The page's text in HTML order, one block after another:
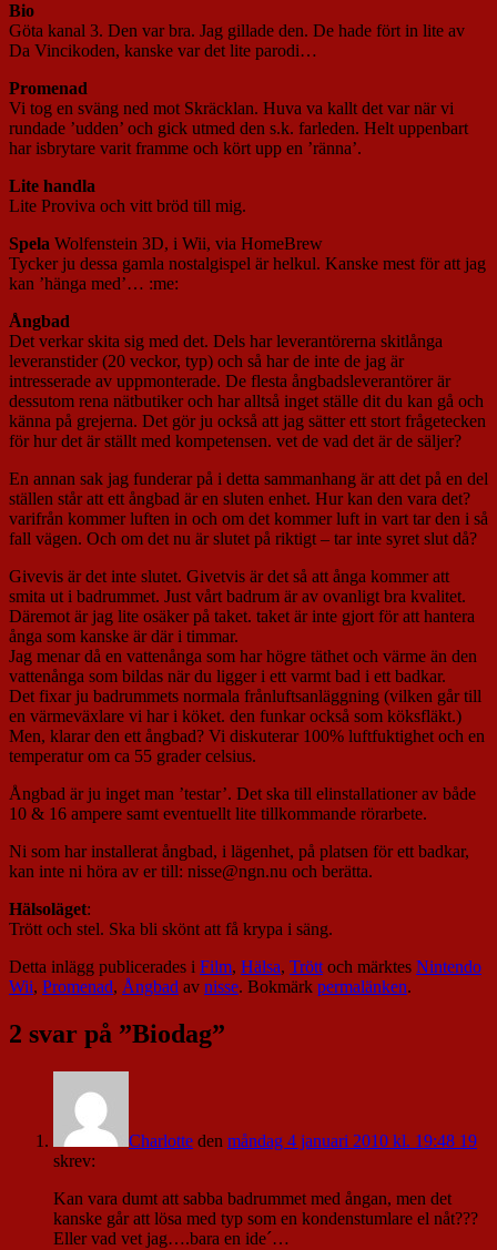
Bio
Göta kanal 3. Den var bra. Jag gillade den. De hade fört in lite av
Da Vincikoden, kanske var det lite parodi…
Promenad
Vi tog en sväng ned mot Skräcklan. Huva va kallt det var när vi
rundade ’udden’ och gick utmed den s.k. farleden. Helt uppenbart
har isbrytare varit framme och kört upp en ’ränna’.
Lite handla
Lite Proviva och vitt bröd till mig.
Spela Wolfenstein 3D, i Wii, via HomeBrew
Tycker ju dessa gamla nostalgispel är helkul. Kanske mest för att jag
kan ’hänga med’… :me:
Ångbad
Det verkar skita sig med det. Dels har leverantörerna skitlånga
leveranstider (20 veckor, typ) och så har de inte de jag är
intresserade av uppmonterade. De flesta ångbadsleverantörer är
dessutom rena nätbutiker och har alltså inget ställe dit du kan gå och
känna på grejerna. Det gör ju också att jag sätter ett stort frågetecken
för hur det är ställt med kompetensen. vet de vad det är de säljer?
En annan sak jag funderar på i detta sammanhang är att det på en del
ställen står att ett ångbad är en sluten enhet. Hur kan den vara det?
varifrån kommer luften in och om det kommer luft in vart tar den i så
fall vägen. Och om det nu är slutet på riktigt – tar inte syret slut då?
Givevis är det inte slutet. Givetvis är det så att ånga kommer att
smita ut i badrummet. Just vårt badrum är av ovanligt bra kvalitet.
Däremot är jag lite osäker på taket. taket är inte gjort för att hantera
ånga som kanske är där i timmar.
Jag menar då en vattenånga som har högre täthet och värme än den
vattenånga som bildas när du ligger i ett varmt bad i ett badkar.
Det fixar ju badrummets normala frånluftsanläggning (vilken går till
en värmeväxlare vi har i köket. den funkar också som köksfläkt.)
Men, klarar den ett ångbad? Vi diskuterar 100% luftfuktighet och en
temperatur om ca 55 grader celsius.
Ångbad är ju inget man ’testar’. Det ska till elinstallationer av både
10 & 16 ampere samt eventuellt lite tillkommande rörarbete.
Ni som har installerat ångbad, i lägenhet, på platsen för ett badkar,
kan inte ni höra av er till: nisse@ngn.nu och berätta.
Hälsoläget:
Trött och stel. Ska bli skönt att få krypa i säng.
Detta inlägg publicerades i Film, Hälsa, Tröttoch märktes Nintendo
Wii, Promenad, Ångbad av nisse. Bokmärk permalänken.
2 svar på ”Biodag”
Charlotte den måndag 4 januari 2010 kl. 19:48 19
skrev:
Kan vara dumt att sabba badrummet med ångan, men det
kanske går att lösa med typ som en kondenstumlare el nåt???
Eller vad vet jag….bara en ide´…